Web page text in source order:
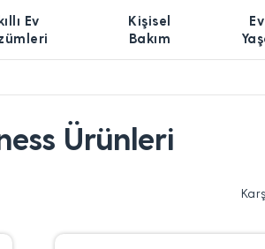
Ev
Kişisel
Bakım
Ürünleri